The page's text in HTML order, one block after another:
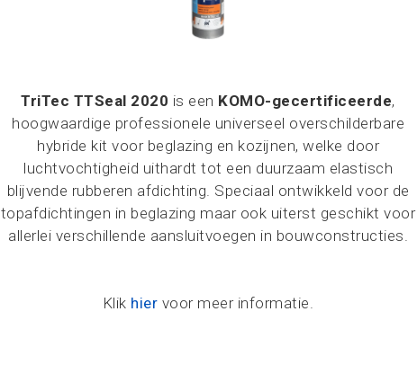
TriTec TTSeal 2020 is een KOMO-gecertificeerde,
hoogwaardige professionele universeel overschilderbare
hybride kit voor beglazing en kozijnen, welke door
luchtvochtigheid uithardt tot een duurzaam elastisch
blijvende rubberen afdichting. Speciaal ontwikkeld voor de
topafdichtingen in beglazing maar ook uiterst geschikt voor
allerlei verschillende aansluitvoegen in bouwconstructies.
Klik hier voor meer informatie.